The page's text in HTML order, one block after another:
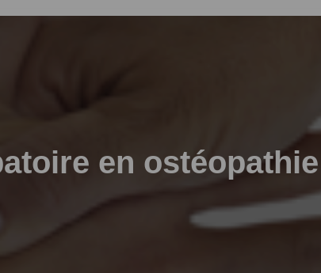
en ostéopathie